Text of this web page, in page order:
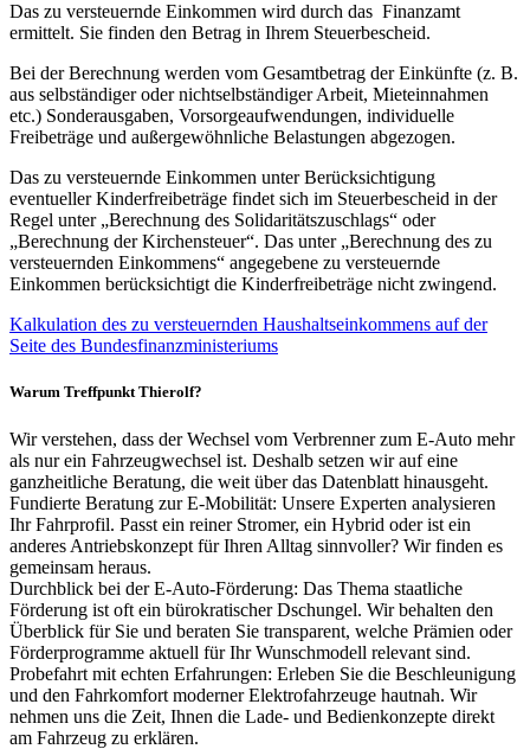
Das zu versteuernde Einkommen wird durch das Finanzamt
ermittelt. Sie finden den Betrag in Ihrem Steuerbescheid.
Bei der Berechnung werden vom Gesamtbetrag der Einkünfte (z. B.
aus selbständiger oder nichtselbständiger Arbeit, Mieteinnahmen
etc.) Sonderausgaben, Vorsorgeaufwendungen, individuelle
Freibeträge und außergewöhnliche Belastungen abgezogen.
Das zu versteuernde Einkommen unter Berücksichtigung
eventueller Kinderfreibeträge findet sich im Steuerbescheid in der
Regel unter „Berechnung des Solidaritätszuschlags“ oder
„Berechnung der Kirchensteuer“. Das unter „Berechnung des zu
versteuernden Einkommens“ angegebene zu versteuernde
Einkommen berücksichtigt die Kinderfreibeträge nicht zwingend.
Kalkulation des zu versteuernden Haushaltseinkommens auf der
Seite des Bundesfinanzministeriums
Warum Treffpunkt Thierolf?
Wir verstehen, dass der Wechsel vom Verbrenner zum E-Auto mehr
als nur ein Fahrzeugwechsel ist. Deshalb setzen wir auf eine
ganzheitliche Beratung, die weit über das Datenblatt hinausgeht.
Fundierte Beratung zur E-Mobilität: Unsere Experten analysieren
Ihr Fahrprofil. Passt ein reiner Stromer, ein Hybrid oder ist ein
anderes Antriebskonzept für Ihren Alltag sinnvoller? Wir finden es
gemeinsam heraus.
Durchblick bei der E-Auto-Förderung: Das Thema staatliche
Förderung ist oft ein bürokratischer Dschungel. Wir behalten den
Überblick für Sie und beraten Sie transparent, welche Prämien oder
Förderprogramme aktuell für Ihr Wunschmodell relevant sind.
Probefahrt mit echten Erfahrungen: Erleben Sie die Beschleunigung
und den Fahrkomfort moderner Elektrofahrzeuge hautnah. Wir
nehmen uns die Zeit, Ihnen die Lade- und Bedienkonzepte direkt
am Fahrzeug zu erklären.